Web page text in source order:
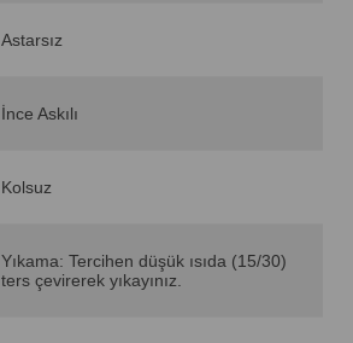
Astarsız
İnce Askılı
Kolsuz
Yıkama: Tercihen düşük ısıda (15/30)
ters çevirerek yıkayınız.